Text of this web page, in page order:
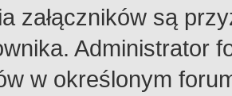
załączników są
Administrator
w określonym